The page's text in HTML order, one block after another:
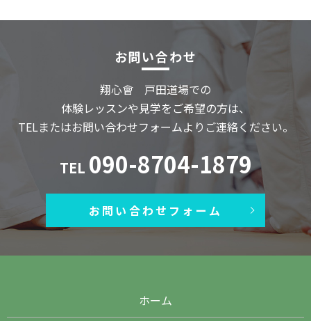
お問い合わせ
翔心會 戸田道場での
体験レッスンや見学をご希望の方は、
TELまたはお問い合わせフォームよりご連絡ください。
TEL 090-8704-1879
お問い合わせフォーム
ホーム